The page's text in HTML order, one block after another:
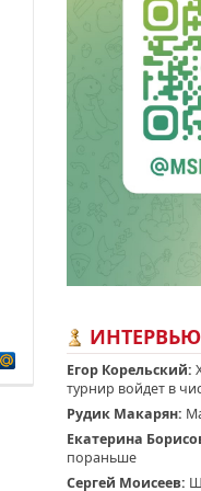
ИНТЕРВЬЮ
Егор Корельский:
турнир войдет в
Рудик Макарян:
Екатерина
пораньше
Сергей Моисеев: